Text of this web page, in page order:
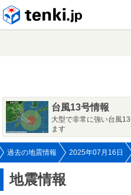
台風13号情報
大型で非常に強い台風
ます
過去の地震情報 2025年07月16日
地震情報